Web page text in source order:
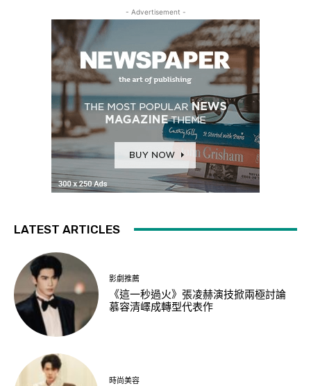
- Advertisement -
LATEST ARTICLES
影劇推薦
《這一秒過火》張凌赫演技掀兩極討論
慕容清嶧成轉型代表作
時尚美容